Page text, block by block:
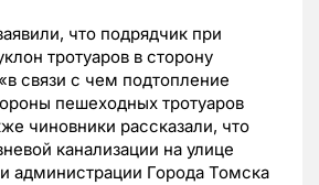
что подрядчик при
тротуаров в сторону
связи с чем подтопление
пешеходных тротуаров
чиновники рассказали, что
канализации на улице
администрации Города Томска